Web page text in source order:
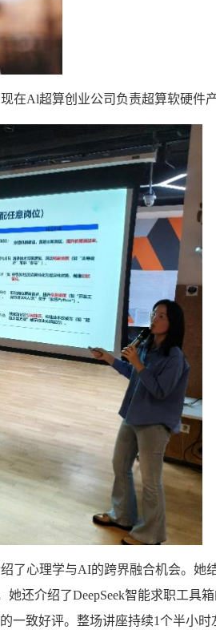
在Al超算创业公司负责超算软硬件
了心理学与AI的跨界融合机会。她
还介绍了DeepSeek智能求职工具
一致好评。整场讲座持续1个半小时